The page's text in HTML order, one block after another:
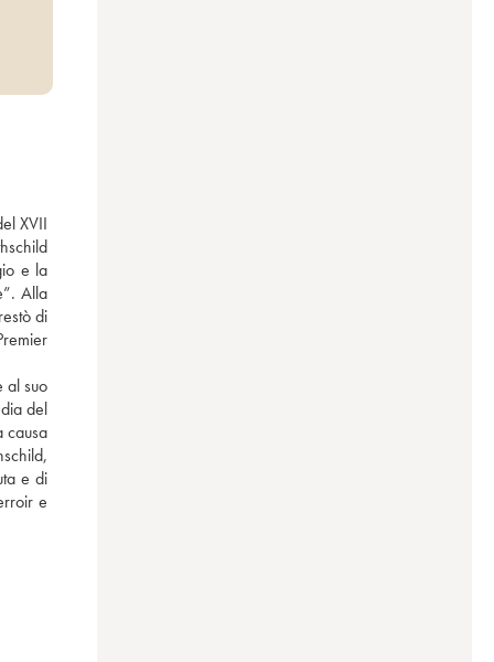
XVII
e la
Alla
di
al suo
del
causa
e di
e